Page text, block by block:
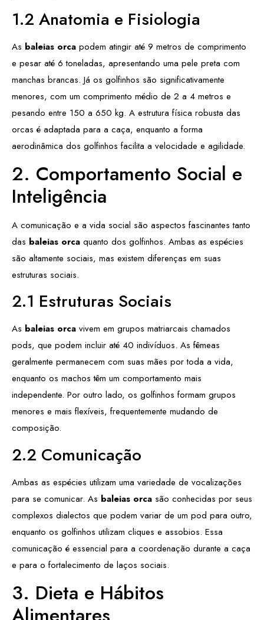
1.2 Anatomia e Fisiologia
As baleias orca podem atingir até 9 metros de comprimento
e pesar até 6 toneladas, apresentando uma pele preta com
manchas brancas. Já os golfinhos são significativamente
menores, com um comprimento médio de 2 a 4 metros e
pesando entre 150 a 650 kg. A estrutura física robusta das
orcas é adaptada para a caça, enquanto a forma
aerodinâmica dos golfinhos facilita a velocidade e agilidade.
2. Comportamento Social e
Inteligência
A comunicação e a vida social são aspectos fascinantes tanto
das baleias orca quanto dos golfinhos. Ambas as espécies
são altamente sociais, mas existem diferenças em suas
estruturas sociais.
2.1 Estruturas Sociais
As baleias orca vivem em grupos matriarcais chamados
pods, que podem incluir até 40 indivíduos. As fêmeas
geralmente permanecem com suas mães por toda a vida,
enquanto os machos têm um comportamento mais
independente. Por outro lado, os golfinhos formam grupos
menores e mais flexíveis, frequentemente mudando de
composição.
2.2 Comunicação
Ambas as espécies utilizam uma variedade de vocalizações
para se comunicar. As baleias orca são conhecidas por seus
complexos dialectos que podem variar de um pod para outro,
enquanto os golfinhos utilizam cliques e assobios. Essa
comunicação é essencial para a coordenação durante a caça
e para o fortalecimento de laços sociais.
3. Dieta e Hábitos